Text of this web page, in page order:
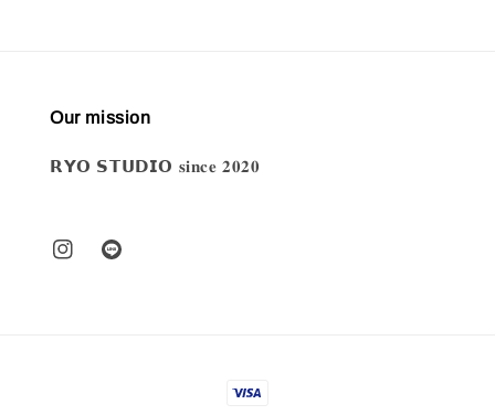
Our mission
𝗥𝗬𝗢 𝗦𝗧𝗨𝗗𝗜𝗢 𝐬𝐢𝐧𝐜𝐞 𝟐𝟎𝟐𝟎